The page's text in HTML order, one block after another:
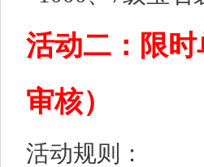
活动二：限
审核）
活动规则：